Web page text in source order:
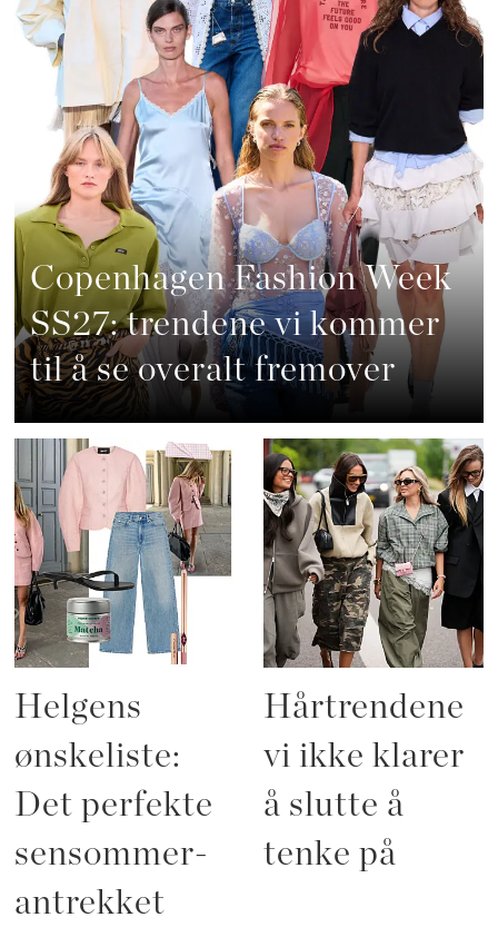
Copenhagen Fashion Week
SS27: trendene vi kommer
til å se overalt fremover
Helgens
ønskeliste:
Det perfekte
sensommer-
antrekket
Hårtrendene
vi ikke klarer
å slutte å
tenke på